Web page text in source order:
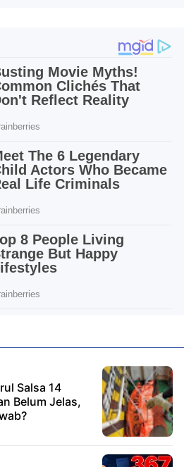
Salsa 14
Belum Jelas,